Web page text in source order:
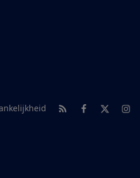
RSS-feed nieuws
Facebook
Twitter